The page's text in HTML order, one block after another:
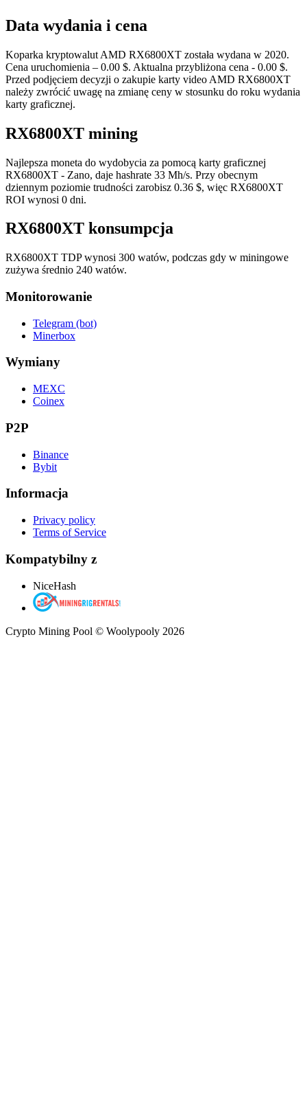
Data wydania i cena
Koparka kryptowalut AMD RX6800XT została wydana w 2020.
Cena uruchomienia – 0.00 $. Aktualna przybliżona cena - 0.00 $.
Przed podjęciem decyzji o zakupie karty video AMD RX6800XT
należy zwrócić uwagę na zmianę ceny w stosunku do roku wydania
karty graficznej.
RX6800XT mining
Najlepsza moneta do wydobycia za pomocą karty graficznej
RX6800XT - Zano, daje hashrate 33 Mh/s. Przy obecnym
dziennym poziomie trudności zarobisz 0.36 $, więc RX6800XT
ROI wynosi 0 dni.
RX6800XT konsumpcja
RX6800XT TDP wynosi 300 watów, podczas gdy w miningowe
zużywa średnio 240 watów.
Monitorowanie
Telegram (bot)
Minerbox
Wymiany
MEXC
Coinex
P2P
Binance
Bybit
Informacja
Privacy policy
Terms of Service
Kompatybilny z
NiceHash
Crypto Mining Pool © Woolypooly 2026